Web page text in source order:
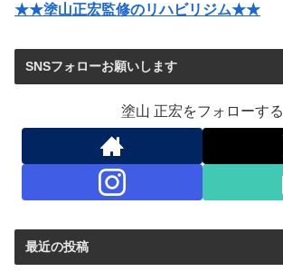
★★塗山正宏監修のリハビリジム★★
SNSフォローお願いします
塗山 正宏をフォローする
最近の投稿